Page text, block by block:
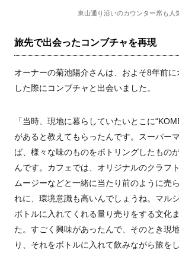
東山通り沿いのカウンター席も人
旅先で出会ったコンブチャを再現
オーナーの菊池陽介さんは、およそ8年前
した際にコンブチャと出会いました。
「当時、現地に暮らしていたいとこに
があると教えてもらったんです。スーパー
ば、様々な味のものをボトリングしたもの
んです。カフェでは、オリジナルのクラフ
ムージーなどと一緒に当たり前のように売
れに、環境意識も高いんでしょうね。マル
ボトルに入れてくれる量り売りをする文化
た。すごく興味があったんで、そのとき現
り、それをボトルに入れて飲みながら旅を